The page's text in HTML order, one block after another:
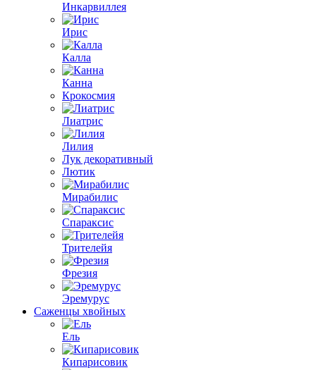
Инкарвиллея
Ирис
Калла
Канна
Крокосмия
Лиатрис
Лилия
Лук декоративный
Лютик
Мирабилис
Спараксис
Трителейя
Фрезия
Эремурус
Саженцы хвойных
Ель
Кипарисовик